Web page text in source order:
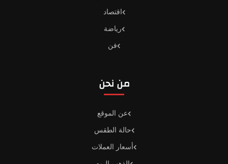
اقتصاد
رياضة
فن
من نحن
عن الموقع
حالة الطقس
أسعار العملات